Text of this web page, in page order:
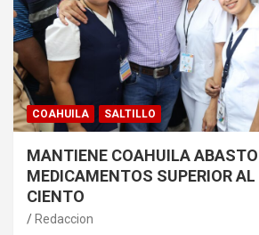
COAHUILA SALTILLO
MANTIENE COAHUILA
MEDICAMENTOS SUPERIOR AL
CIENTO
Redaccion